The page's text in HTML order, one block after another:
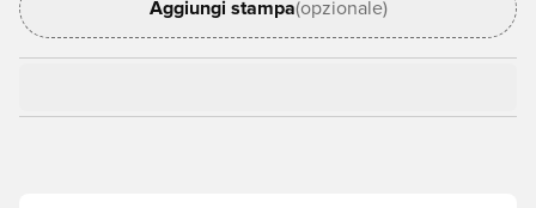
Aggiungi stampa(opzionale)